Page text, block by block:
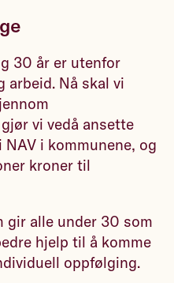
30 år er utenfor
Nå skal vi
vi vedå ansette
i kommunene, og
kroner til
gir alle under 30 som
hjelp til å komme
oppfølging.